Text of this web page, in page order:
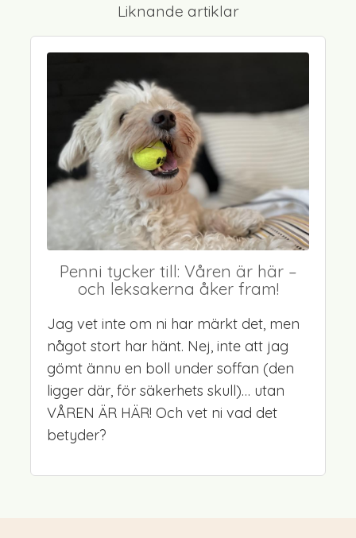
Liknande artiklar
Penni tycker till: Våren är här –
och leksakerna åker fram!
Jag vet inte om ni har märkt det, men
något stort har hänt. Nej, inte att jag
gömt ännu en boll under soffan (den
ligger där, för säkerhets skull)… utan
VÅREN ÄR HÄR! Och vet ni vad det
betyder?